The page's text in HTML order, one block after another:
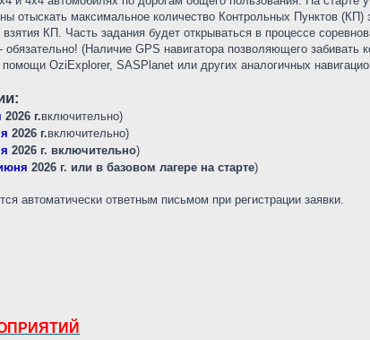
отыскать максимальное количество Контрольных Пунктов
КП. Часть задания будет открываться в процессе
(Наличие GPS навигатора позволяющего забивать
OziExplorer, SASPlanet или других аналогичных
2026 г.включительно)
2026 г.включительно)
2026 г. включительно)
2026 г. или в базовом лагере на старте)
автоматически ответным письмом при регистрации заявки.